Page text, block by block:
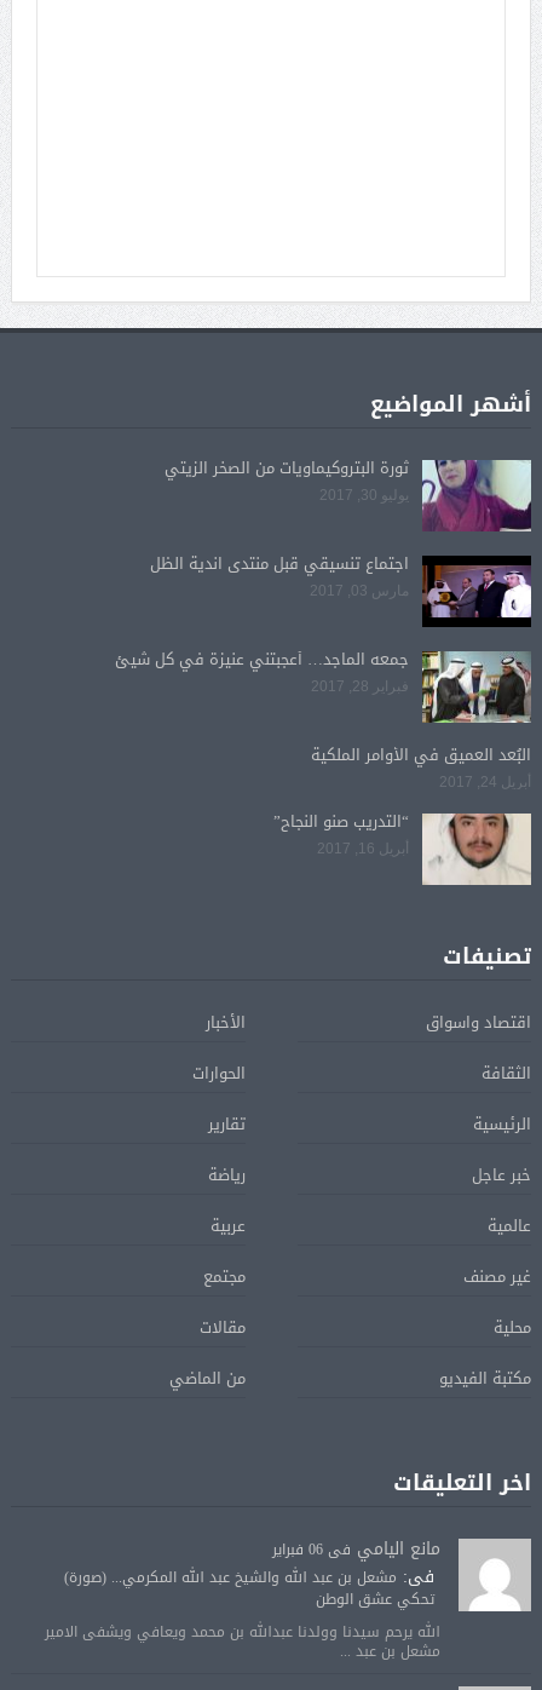
أشهر المواضيع
ثورة البتروكيماويات من الصخر الزيتي
يوليو 30, 2017
اجتماع تنسيقي قبل منتدى اندية الظل
مارس 03, 2017
جمعه الماجد… أعجبتني عنيزة في كل شيئ
فبراير 28, 2017
البُعد العميق في الأوامر الملكية
أبريل 24, 2017
“التدريب صنو النجاح”
أبريل 16, 2017
تصنيفات
اقتصاد واسواق
الأخبار
الثقافة
الحوارات
الرئيسية
تقارير
خبر عاجل
رياضة
عالمية
عربية
غير مصنف
مجتمع
محلية
مقالات
مكتبة الفيديو
من الماضي
اخر التعليقات
مانع اليامي فى 06 فبراير
فى: مشعل بن عبد الله والشيخ عبد الله المكرمي... (صورة)
تحكي عشق الوطن
الله يرحم سيدنا وولدنا عبدالله بن محمد ويعافي ويشفى الامير
مشعل بن عبد ...